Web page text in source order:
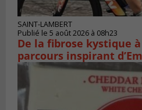
SAINT-LAMBERT
Publié le 5 août 2026 à 08h23
De la fibrose kystique
parcours inspirant